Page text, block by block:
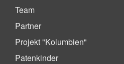
Team
Partner
Projekt "Kolumbien"
Patenkinder